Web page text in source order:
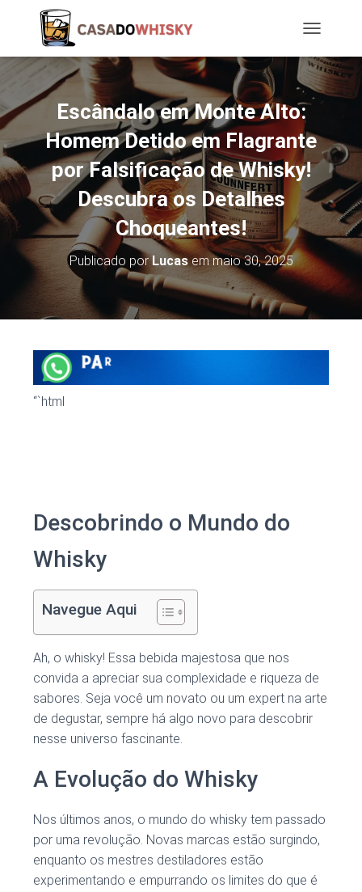
O
G
G
L
N
A
V
G
O
Escândalo em Monte Alto:
Homem Detido em Flagrante
por Falsificação de Whisky!
Descubra os Detalhes
Choqueantes!
Publicado porLucasem maio 30, 2025
“`html
Descobrindo o Mundo do
Whisky
Navegue Aqui
Ah, o whisky! Essa bebida majestosa que nos
convida a apreciar sua complexidade e riqueza de
sabores. Seja você um novato ou um expert na arte
de degustar, sempre há algo novo para descobrir
nesse universo fascinante.
A Evolução do Whisky
Nos últimos anos, o mundo do whisky tem passado
por uma revolução. Novas marcas estão surgindo,
enquanto os mestres destiladores estão
experimentando e empurrando os limites do que é